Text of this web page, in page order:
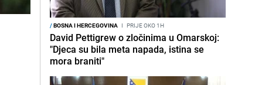
/BOSNA I HERCEGOVINA I PRIJE OKO 1H
David Pettigrew o zločinima u Omarskoj:
"Djeca su bila meta napada, istina se
mora braniti"